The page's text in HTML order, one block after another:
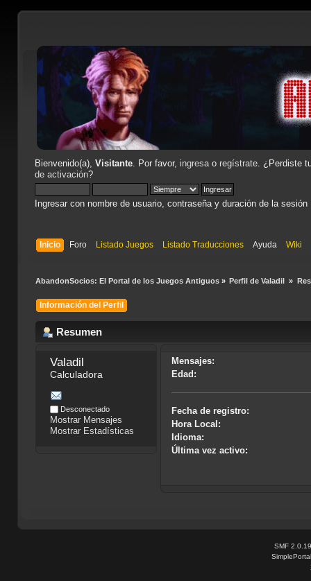
Bienvenido(a), Visitante. Por favor, ingresao regístrate. ¿Perdiste
de activación?
Ingresar con nombre de usuario, contraseña y duración de la sesión
Inicio Foro Listado Juegos Listado Traducciones Ayuda Wiki
AbandonSocios: El Portal de los Juegos Antiguos» Perfil de Valadil »
Información del Perfil
Resumen
Valadil
Calculadora
Desconectado
Mostrar Mensajes
Mostrar Estadísticas
Mensajes:
Edad:
Fecha de registro:
Hora Local:
Idioma:
Última vez activo:
SMF 2.0.19